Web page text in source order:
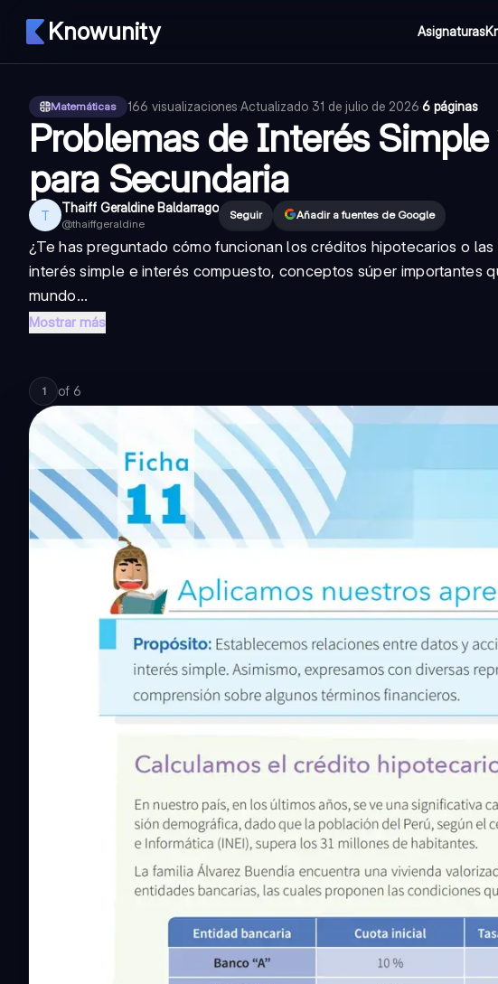
Knowunity Asignaturas
Matemáticas 166 visualizaciones·Actualizado 31 de julio de 2026·6 páginas
Problemas de Interés
para Secundaria
T Thaiff Geraldine Baldarrago
@thaiffgeraldine
Seguir Añadir a fuentes de Google
¿Te has preguntado cómo funcionan los créditos hipotecarios o
interés simple einterés compuesto, conceptos súper importantes
mundo...
Mostrar más
1 of 6